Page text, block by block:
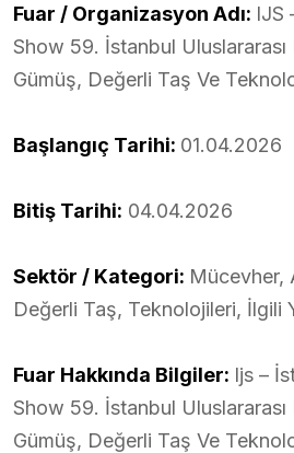
Fuar / Organizasyon Adı: IJS
Show 59. İstanbul Uluslararası
Gümüş, Değerli Taş Ve
Başlangıç Tarihi: 01.04.2026
Bitiş Tarihi: 04.04.2026
Sektör / Kategori: Mücevher,
Değerli Taş, Teknolojileri, İlgili
Fuar Hakkında Bilgiler: Ijs –
Show 59. İstanbul Uluslararası
Gümüş, Değerli Taş Ve